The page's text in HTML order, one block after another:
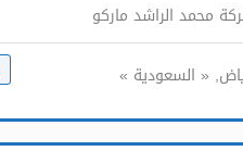
محمد الراشد ماركو
« السعودية »